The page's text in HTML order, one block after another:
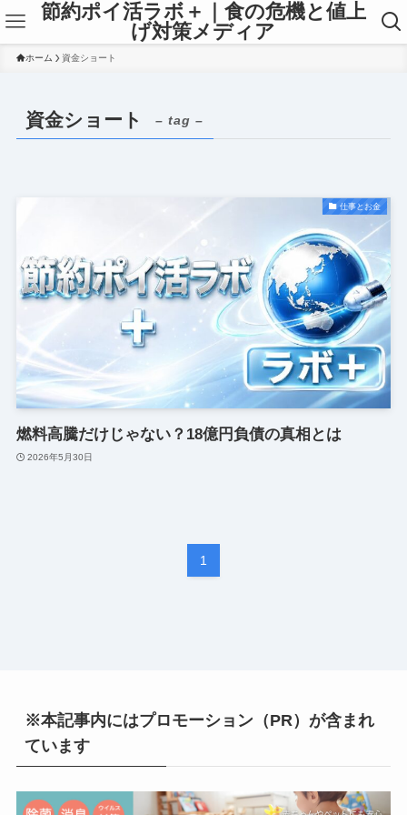
節約ポイ活ラボ＋｜食の危機と値上
げ対策メディア
ホーム 資金ショート
資金ショート – tag –
仕事とお金
燃料高騰だけじゃない？18億円負債の真相とは
2026年5月30日
1
※本記事内にはプロモーション（PR）が含まれ
ています